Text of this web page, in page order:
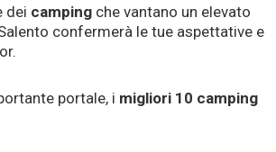
dei camping che vantano un elevato
confermerà le tue aspettative e
portale, i migliori 10 camping